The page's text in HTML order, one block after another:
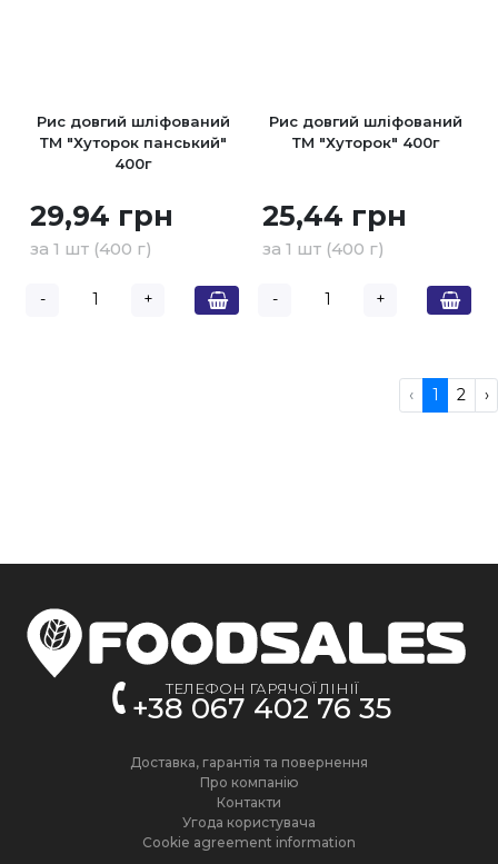
Рис довгий шліфований
ТМ "Хуторок панський"
400г
29,94 грн
за 1 шт (400 г)
- +
Рис довгий шліфований
ТМ "Хуторок" 400г
25,44 грн
за 1 шт (400 г)
- +
‹ 1 2 ›
ТЕЛЕФОН ГАРЯЧОЇ ЛІНІЇ
+38 067 402 76 35
Доставка, гарантія та повернення
Про компанію
Контакти
Угода користувача
Cookie agreement information